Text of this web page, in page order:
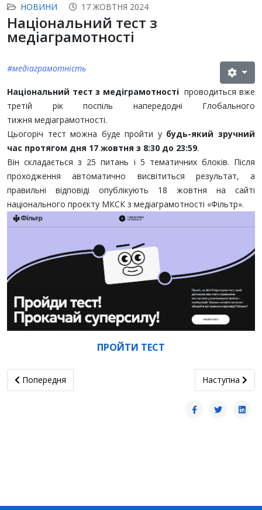
НОВИНИ 17 ЖОВТНЯ 2024
Національний тест з
медіаграмотності
#медіаграмотність
Національний тест з медіграмотності проводиться вже
третій рік поспіль напередодні Глобального
тижня медіаграмотності.
Цьогоріч тест можна буде пройти у будь-який зручний
час протягом дня 17 жовтня з 8:30 до 23:59.
Він складається з 25 питань і 5 тематичних блоків. Після
проходження автоматично висвітиться результат, а
правильні відповіді опублікують 18 жовтня на сайті
національного проєкту МКСК з медіаграмотності «Фільтр».
ПРОЙТИ ТЕСТ
Попередня стаття: "STEM-hive" повертається!
Попередня наступна
Наступна